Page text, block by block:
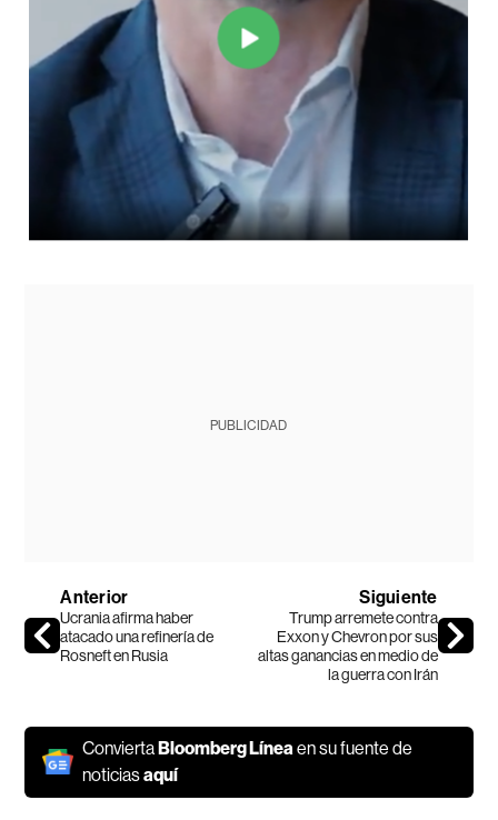
PUBLICIDAD
Anterior
Ucrania afirma haber
atacado una refinería de
Rosneft en Rusia
Siguiente
Trump arremete contra
Exxon y Chevron por sus
altas ganancias en medio de
la guerra con Irán
ConviertaBloomberg Línea en su fuente de
noticiasaquí